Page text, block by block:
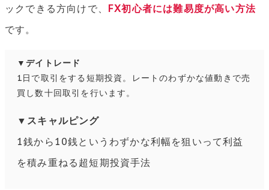
ックできる方向けで、 FX初心者には難易度が高い方法
です。
▼デイトレード
1日で取引をする短期投資。レートのわずかな値動きで売
買し数十回取引を行います。
▼スキャルピング
1銭から10銭というわずかな利幅を狙いって利益
を積み重ねる超短期投資手法